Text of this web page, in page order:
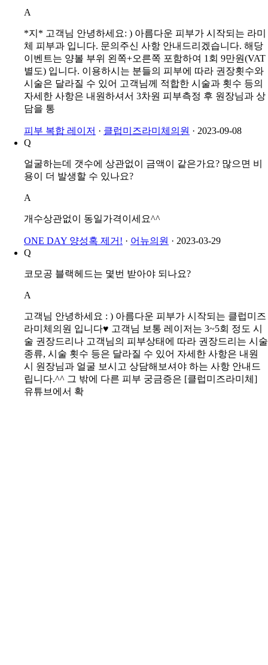
A
*지* 고객님 안녕하세요: ) 아름다운 피부가 시작되는 라미
체 피부과 입니다. 문의주신 사항 안내드리겠습니다. 해당
이벤트는 양볼 부위 왼쪽+오른쪽 포함하여 1회 9만원(VAT
별도) 입니다. 이용하시는 분들의 피부에 따라 권장횟수와
시술은 달라질 수 있어 고객님께 적합한 시술과 횟수 등의
자세한 사항은 내원하셔서 3차원 피부측정 후 원장님과 상
담을 통
피부 복합 레이저 · 클럽미즈라미체의원 · 2023-09-08
Q
얼굴하는데 갯수에 상관없이 금액이 같은가요? 많으면 비
용이 더 발생할 수 있나요?
A
개수상관없이 동일가격이세요^^
ONE DAY 양성혹 제거! · 어뉴의원 · 2023-03-29
Q
코모공 블랙헤드는 몇번 받아야 되나요?
A
고객님 안녕하세요 : ) 아름다운 피부가 시작되는 클럽미즈
라미체의원 입니다♥ 고객님 보통 레이저는 3~5회 정도 시
술 권장드리나 고객님의 피부상태에 따라 권장드리는 시술
종류, 시술 횟수 등은 달라질 수 있어 자세한 사항은 내원
시 원장님과 얼굴 보시고 상담해보셔야 하는 사항 안내드
립니다.^^ 그 밖에 다른 피부 궁금증은 [클럽미즈라미체]
유튜브에서 확